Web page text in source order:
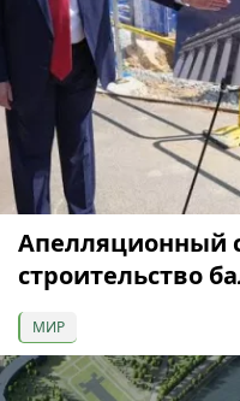
Апелляционный
строительство
МИР